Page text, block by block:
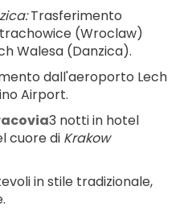
Trasferimento
(Wroclaw)
Walesa (Danzica).
dall'aeroporto Lech
Airport.
cuore di Krakow
in stile tradizionale,